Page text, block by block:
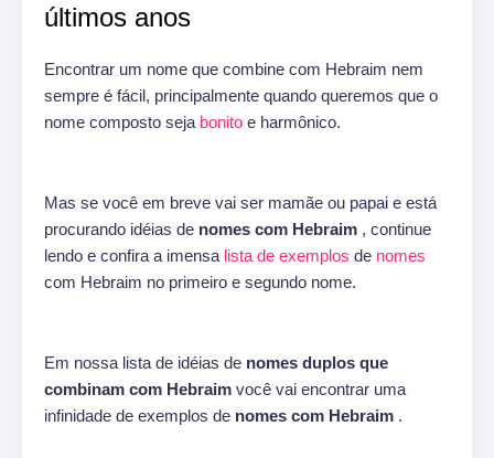
últimos anos
Encontrar um nome que combine com Hebraim nem
sempre é fácil, principalmente quando queremos que o
nome composto seja bonito e harmônico.
Mas se você em breve vai ser mamãe ou papai e está
procurando idéias de nomes com Hebraim , continue
lendo e confira a imensa lista de exemplos de nomes
com Hebraim no primeiro e segundo nome.
Em nossa lista de idéias de nomes duplos que
combinam com Hebraim você vai encontrar uma
infinidade de exemplos de nomes com Hebraim .